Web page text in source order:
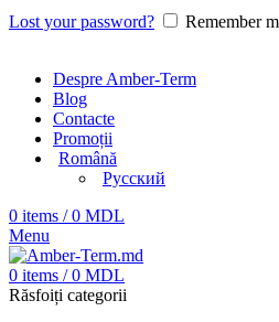
Lost your password? Remember
Despre Amber-Term
Blog
Contacte
Promoții
Română
Русский
0 items / 0 MDL
Menu
0 items / 0 MDL
Răsfoiți categorii